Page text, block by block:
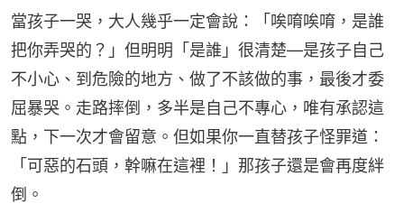
當孩子一哭，大人幾乎一定會說：「唉唷唉唷，是誰
把你弄哭的？」但明明「是誰」很清楚—是孩子自己
不小心、到危險的地方、做了不該做的事，最後才委
屈暴哭。走路摔倒，多半是自己不專心，唯有承認這
點，下一次才會留意。但如果你一直替孩子怪罪道：
「可惡的石頭，幹嘛在這裡！」那孩子還是會再度絆
倒。